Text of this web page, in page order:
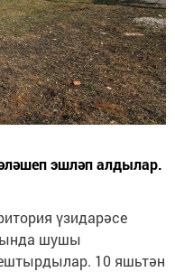
эшләп алдылар.
үзидарәсе
шушы
10 яшьтән